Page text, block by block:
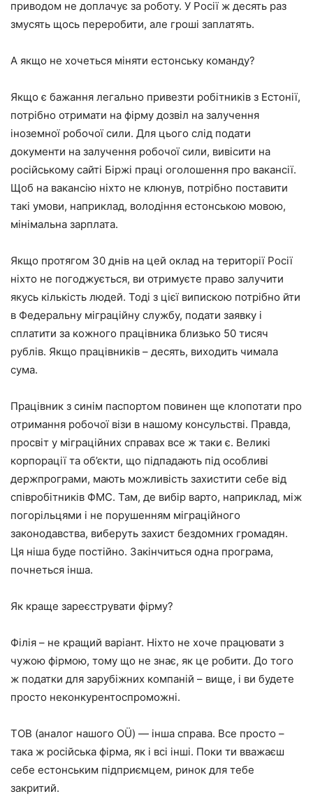
приводом не доплачує за роботу. У Росії ж десять раз
змусять щось переробити, але гроші заплатять.
А якщо не хочеться міняти естонську команду?
Якщо є бажання легально привезти робітників з Естонії,
потрібно отримати на фірму дозвіл на залучення
іноземної робочої сили. Для цього слід подати
документи на залучення робочої сили, вивісити на
російському сайті Біржі праці оголошення про вакансії.
Щоб на вакансію ніхто не клюнув, потрібно поставити
такі умови, наприклад, володіння естонською мовою,
мінімальна зарплата.
Якщо протягом 30 днів на цей оклад на території Росії
ніхто не погоджується, ви отримуєте право залучити
якусь кількість людей. Тоді з цієї випискою потрібно йти
в Федеральну міграційну службу, подати заявку і
сплатити за кожного працівника близько 50 тисяч
рублів. Якщо працівників – десять, виходить чимала
сума.
Працівник з синім паспортом повинен ще клопотати про
отримання робочої візи в нашому консульстві. Правда,
просвіт у міграційних справах все ж таки є. Великі
корпорації та об’єкти, що підпадають під особливі
держпрограми, мають можливість захистити себе від
співробітників ФМС. Там, де вибір варто, наприклад, між
погорільцями і не порушенням міграційного
законодавства, виберуть захист бездомних громадян.
Ця ніша буде постійно. Закінчиться одна програма,
почнеться інша.
Як краще зареєструвати фірму?
Філія – не кращий варіант. Ніхто не хоче працювати з
чужою фірмою, тому що не знає, як це робити. До того
ж податки для зарубіжних компаній – вище, і ви будете
просто неконкурентоспроможні.
ТОВ (аналог нашого OÜ) — інша справа. Все просто –
така ж російська фірма, як і всі інші. Поки ти вважаєш
себе естонським підприємцем, ринок для тебе
закритий.